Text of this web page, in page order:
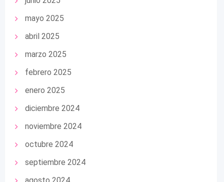
mayo 2025
abril 2025
marzo 2025
febrero 2025
enero 2025
diciembre 2024
noviembre 2024
octubre 2024
septiembre 2024